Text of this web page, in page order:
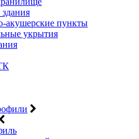
акушерские пункты
укрытия